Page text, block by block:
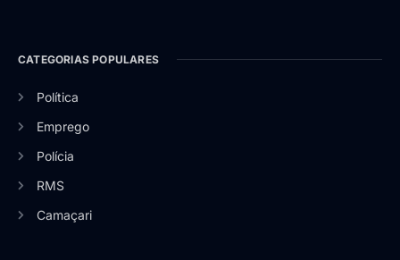
CATEGORIAS POPULARES
Política
Emprego
Polícia
RMS
Camaçari